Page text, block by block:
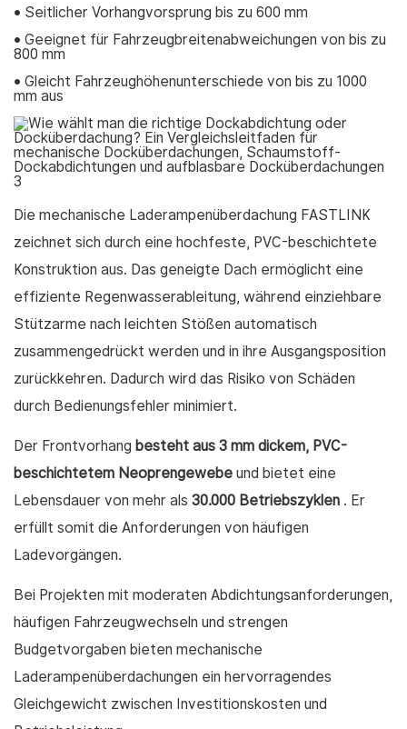
• Seitlicher Vorhangvorsprung bis zu 600 mm
• Geeignet für Fahrzeugbreitenabweichungen von bis zu
800 mm
• Gleicht Fahrzeughöhenunterschiede von bis zu 1000
mm aus
Die mechanische Laderampenüberdachung FASTLINK
zeichnet sich durch eine hochfeste, PVC-beschichtete
Konstruktion aus. Das geneigte Dach ermöglicht eine
effiziente Regenwasserableitung, während einziehbare
Stützarme nach leichten Stößen automatisch
zusammengedrückt werden und in ihre Ausgangsposition
zurückkehren. Dadurch wird das Risiko von Schäden
durch Bedienungsfehler minimiert.
Der Frontvorhang besteht aus 3 mm dickem, PVC-
beschichtetem Neoprengewebe und bietet eine
Lebensdauer von mehr als 30.000 Betriebszyklen . Er
erfüllt somit die Anforderungen von häufigen
Ladevorgängen.
Bei Projekten mit moderaten Abdichtungsanforderungen,
häufigen Fahrzeugwechseln und strengen
Budgetvorgaben bieten mechanische
Laderampenüberdachungen ein hervorragendes
Gleichgewicht zwischen Investitionskosten und